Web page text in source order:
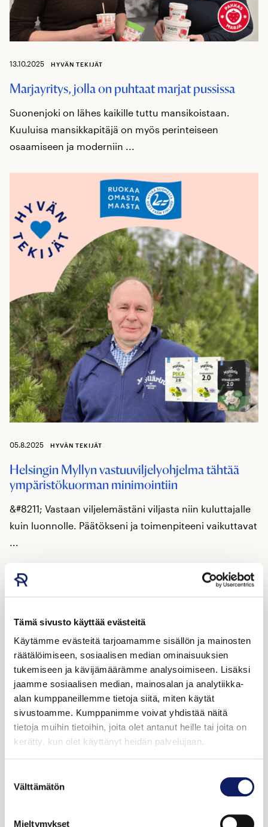
Tämä sivusto käyttää evästeitä
Käytämme evästeitä tarjoamamme sisällön ja mainosten
räätälöimiseen, sosiaalisen median ominaisuuksien
tukemiseen ja kävijämäärämme analysoimiseen. Lisäksi
jaamme sosiaalisen median, mainosalan ja analytiikka-
alan kumppaneillemme tietoja siitä, miten käytät
sivustoamme. Kumppanimme voivat yhdistää näitä
tietoja muihin tietoihin, joita olet antanut heille tai joita on
kerätty, kun olet käyttänyt heidän palvelujaan.
valinta
Välttämätön
Mieltymykset
13.10.2025 HYVÄN TEKIJÄT
Marjayritys, jolla on puhtaat marjat pussissa
Suonenjoki on lähes kaikille tuttu mansikoistaan.
Kuuluisa mansikkapitäjä on myös perinteiseen
osaamiseen ja moderniin ...
05.8.2025 HYVÄN TEKIJÄT
Helsingin Myllyn vastuuviljelyohjelma tähtää
ympäristökuorman minimointiin
&#8211; Vastaan viljelemästäni viljasta niin kuluttajalle
kuin luonnolle. Päätökseni ja toimenpiteeni vaikuttavat